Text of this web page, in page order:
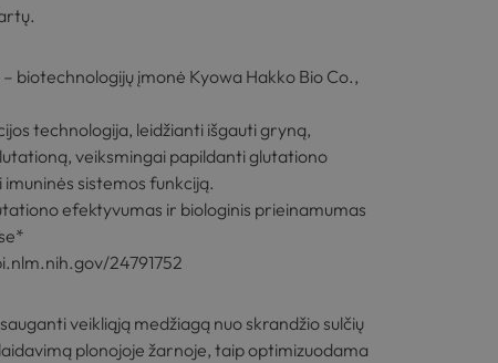
biotechnologijų įmonė Kyowa Hakko Bio Co.,
technologija, leidžianti išgauti gryną,
veiksmingai papildanti glutationo
sistemos funkciją.
efektyvumas ir biologinis prieinamumas
24791752
veikliąją medžiagą nuo skrandžio sulčių
plonojoje žarnoje, taip optimizuodama